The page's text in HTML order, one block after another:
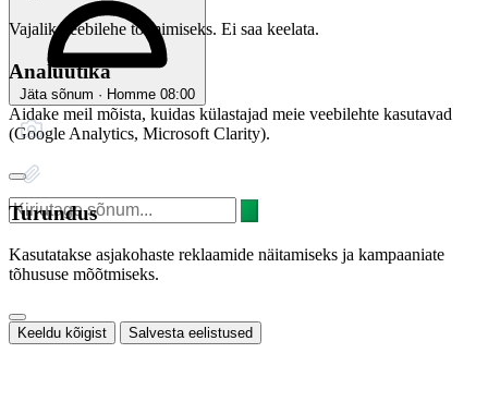
Jäta sõnum · Homme 08:00
Vajalik veebilehe toimimiseks. Ei saa keelata.
Analüütika
Aidake meil mõista, kuidas külastajad meie veebilehte kasutavad
(Google Analytics, Microsoft Clarity).
Turundus
Kasutatakse asjakohaste reklaamide näitamiseks ja kampaaniate
tõhususe mõõtmiseks.
Keeldu kõigist Salvesta eelistused